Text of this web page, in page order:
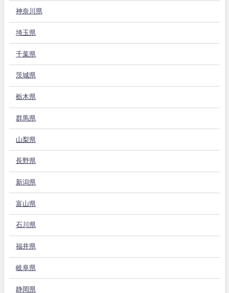
神奈川県
埼玉県
千葉県
茨城県
栃木県
群馬県
山梨県
長野県
新潟県
富山県
石川県
福井県
岐阜県
静岡県